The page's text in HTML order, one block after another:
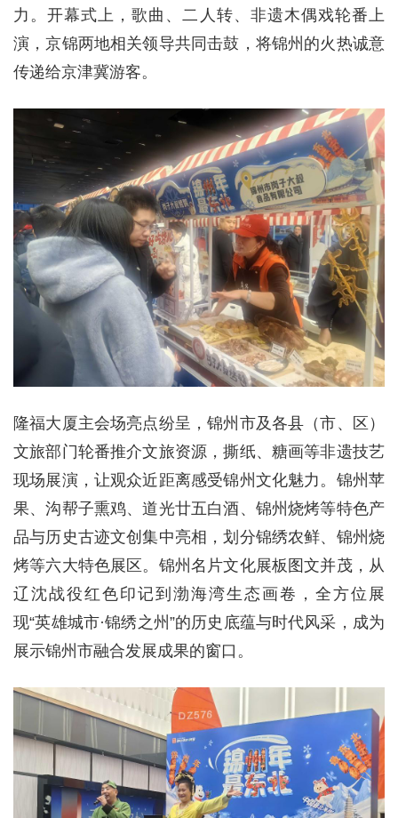
力。开幕式上，歌曲、二人转、非遗木偶戏轮番上
演，京锦两地相关领导共同击鼓，将锦州的火热诚意
传递给京津冀游客。
隆福大厦主会场亮点纷呈，锦州市及各县（市、区）
文旅部门轮番推介文旅资源，撕纸、糖画等非遗技艺
现场展演，让观众近距离感受锦州文化魅力。锦州苹
果、沟帮子熏鸡、道光廿五白酒、锦州烧烤等特色产
品与历史古迹文创集中亮相，划分锦绣农鲜、锦州烧
烤等六大特色展区。锦州名片文化展板图文并茂，从
辽沈战役红色印记到渤海湾生态画卷，全方位展
现“英雄城市·锦绣之州”的历史底蕴与时代风采，成为
展示锦州市融合发展成果的窗口。